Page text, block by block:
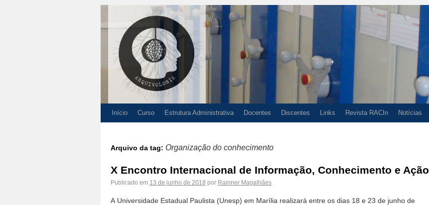
Início Curso Estrutura Administrativa Docentes Discentes Links Revista RACIn Notícias
Arquivo da tag: Organização do conhecimento
X Encontro Internacional de Informação, Conhecimento e Ação
Publicado em 13 de junho de 2018 por Rainner Magalhães
A Universidade Estadual Paulista (Unesp) em Marília realizará entre os dias 18 e 23 de junho de